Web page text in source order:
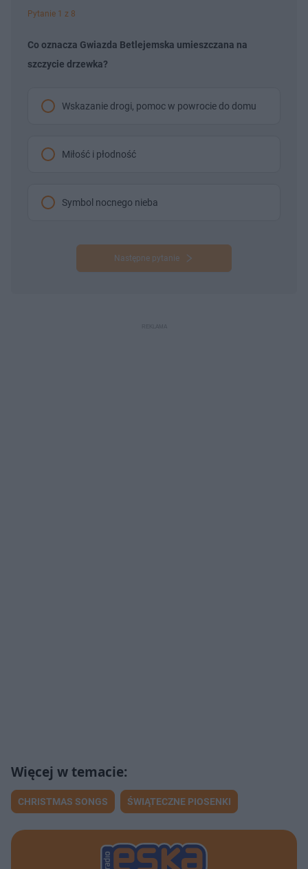
Pytanie 1 z 8
Co oznacza Gwiazda Betlejemska umieszczana na
szczycie drzewka?
Wskazanie drogi, pomoc w powrocie do domu
Miłość i płodność
Symbol nocnego nieba
Następne pytanie
CHRISTMAS SONGS ŚWIĄTECZNE PIOSENKI